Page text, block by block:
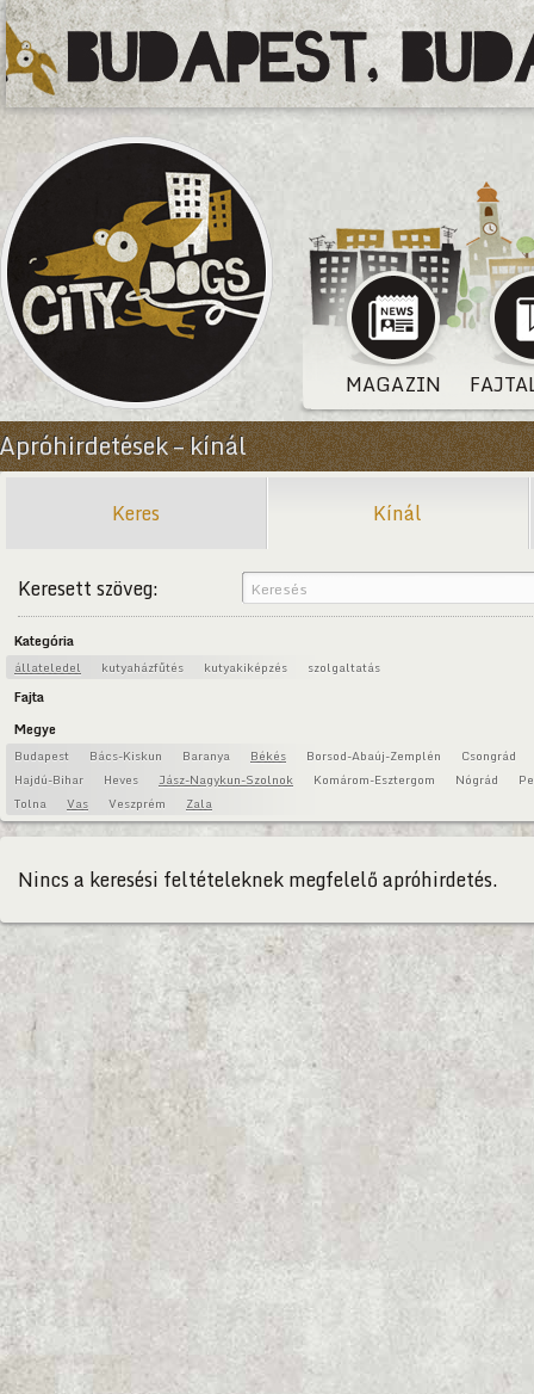
MAGAZIN
Apróhirdetések – kínál
Keres Kínál
Keresett szöveg:
Kategória
állateledel kutyaházfűtés kutyakiképzés szolgaltatás
Fajta
Megye
Budapest Bács-Kiskun Baranya Békés Borsod-Abaúj-Zemplén
Csongrád
Hajdú-Bihar
Heves Jász-Nagykun-Szolnok Komárom-Esztergom Nógrád
Tolna
Vas Veszprém Zala
Nincs a keresési feltételeknek megfelelő apróhirdetés.